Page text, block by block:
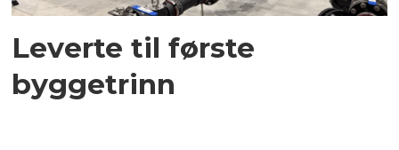
Leverte til første
byggetrinn